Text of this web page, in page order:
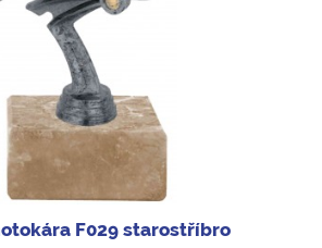
F029 starostříbro